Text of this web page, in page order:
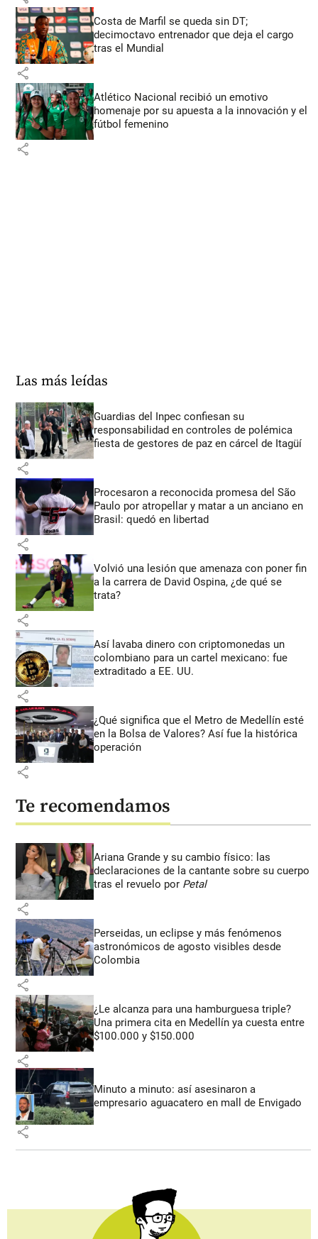
Costa de Marfil se queda sin DT;
decimoctavo entrenador que deja el cargo
tras el Mundial
share
Atlético Nacional recibió un emotivo
homenaje por su apuesta a la innovación y el
fútbol femenino
share
Las más leídas
Guardias del Inpec confiesan su
responsabilidad en controles de polémica
fiesta de gestores de paz en cárcel de Itagüí
share
Procesaron a reconocida promesa del São
Paulo por atropellar y matar a un anciano en
Brasil: quedó en libertad
share
Volvió una lesión que amenaza con poner fin
a la carrera de David Ospina, ¿de qué se
trata?
share
Así lavaba dinero con criptomonedas un
colombiano para un cartel mexicano: fue
extraditado a EE. UU.
share
¿Qué significa que el Metro de Medellín esté
en la Bolsa de Valores? Así fue la histórica
operación
share
Te recomendamos
Ariana Grande y su cambio físico: las
declaraciones de la cantante sobre su cuerpo
tras el revuelo por Petal
share
Perseidas, un eclipse y más fenómenos
astronómicos de agosto visibles desde
Colombia
share
¿Le alcanza para una hamburguesa triple?
Una primera cita en Medellín ya cuesta entre
$100.000 y $150.000
share
Minuto a minuto: así asesinaron a
empresario aguacatero en mall de Envigado
share